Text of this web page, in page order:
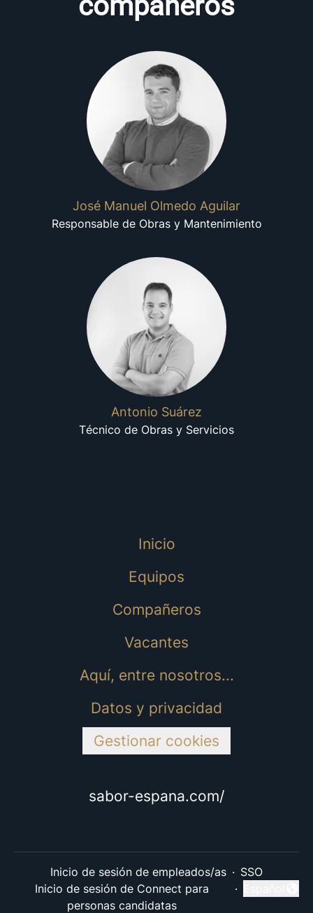
José Manuel Olmedo Aguilar
Responsable de Obras y Mantenimiento
Antonio Suárez
Técnico de Obras y Servicios
Inicio
Equipos
Compañeros
Vacantes
Aquí, entre nosotros...
Datos y privacidad
Gestionar cookies
sabor-espana.com/
Inicio de sesión de empleados/as · SSO
Inicio de sesión de Connect para
personas candidatas
·
Cambiar